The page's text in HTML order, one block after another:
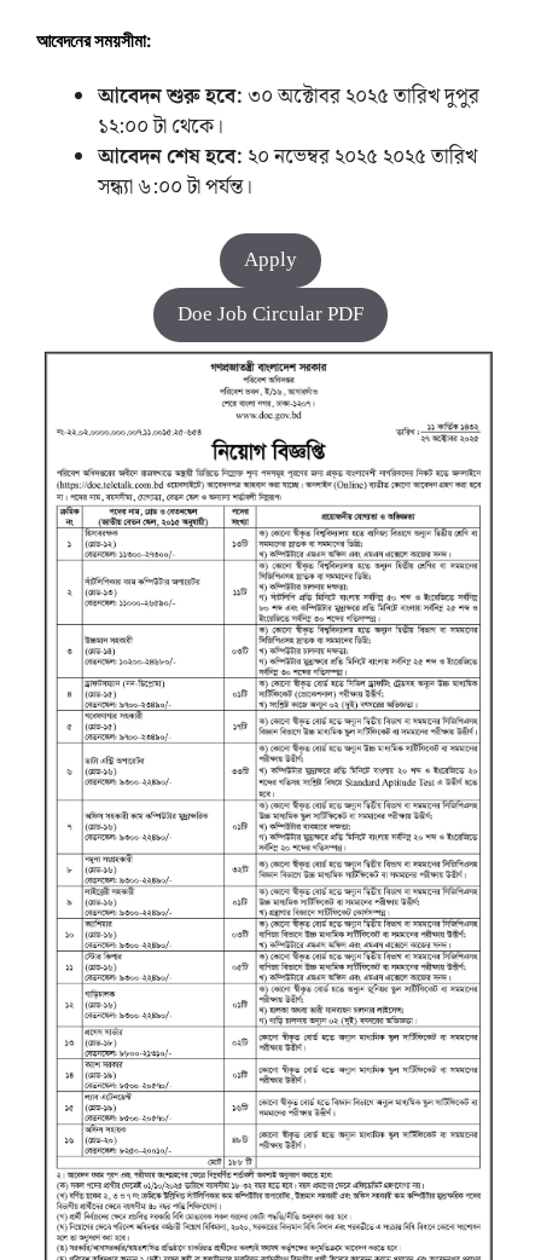
আবেদনের সময়সীমা:
আবেদন শুরু হবে:৩০ অক্টোবর ২০২৫ তারিখ দুপুর
১২:০০ টা থেকে।
আবেদন শেষ হবে: ২০ নভেম্বর ২০২৫ ২০২৫ তারিখ
সন্ধ্যা ৬:০০ টা পর্যন্ত।
Apply
Doe Job Circular PDF